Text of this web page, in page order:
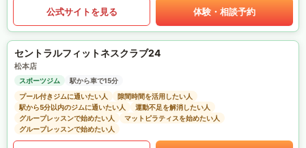
公式サイトを見る 体験・相談予約
セントラルフィットネスクラブ24
松本店
スポーツジム
駅から車で15分
プール付きジムに通いたい人
隙間時間を活用したい人
駅から5分以内のジムに通いたい人
運動不足を解消したい人
グループレッスンで始めたい人
マットピラティスを始めたい人
グループレッスンで始めたい人